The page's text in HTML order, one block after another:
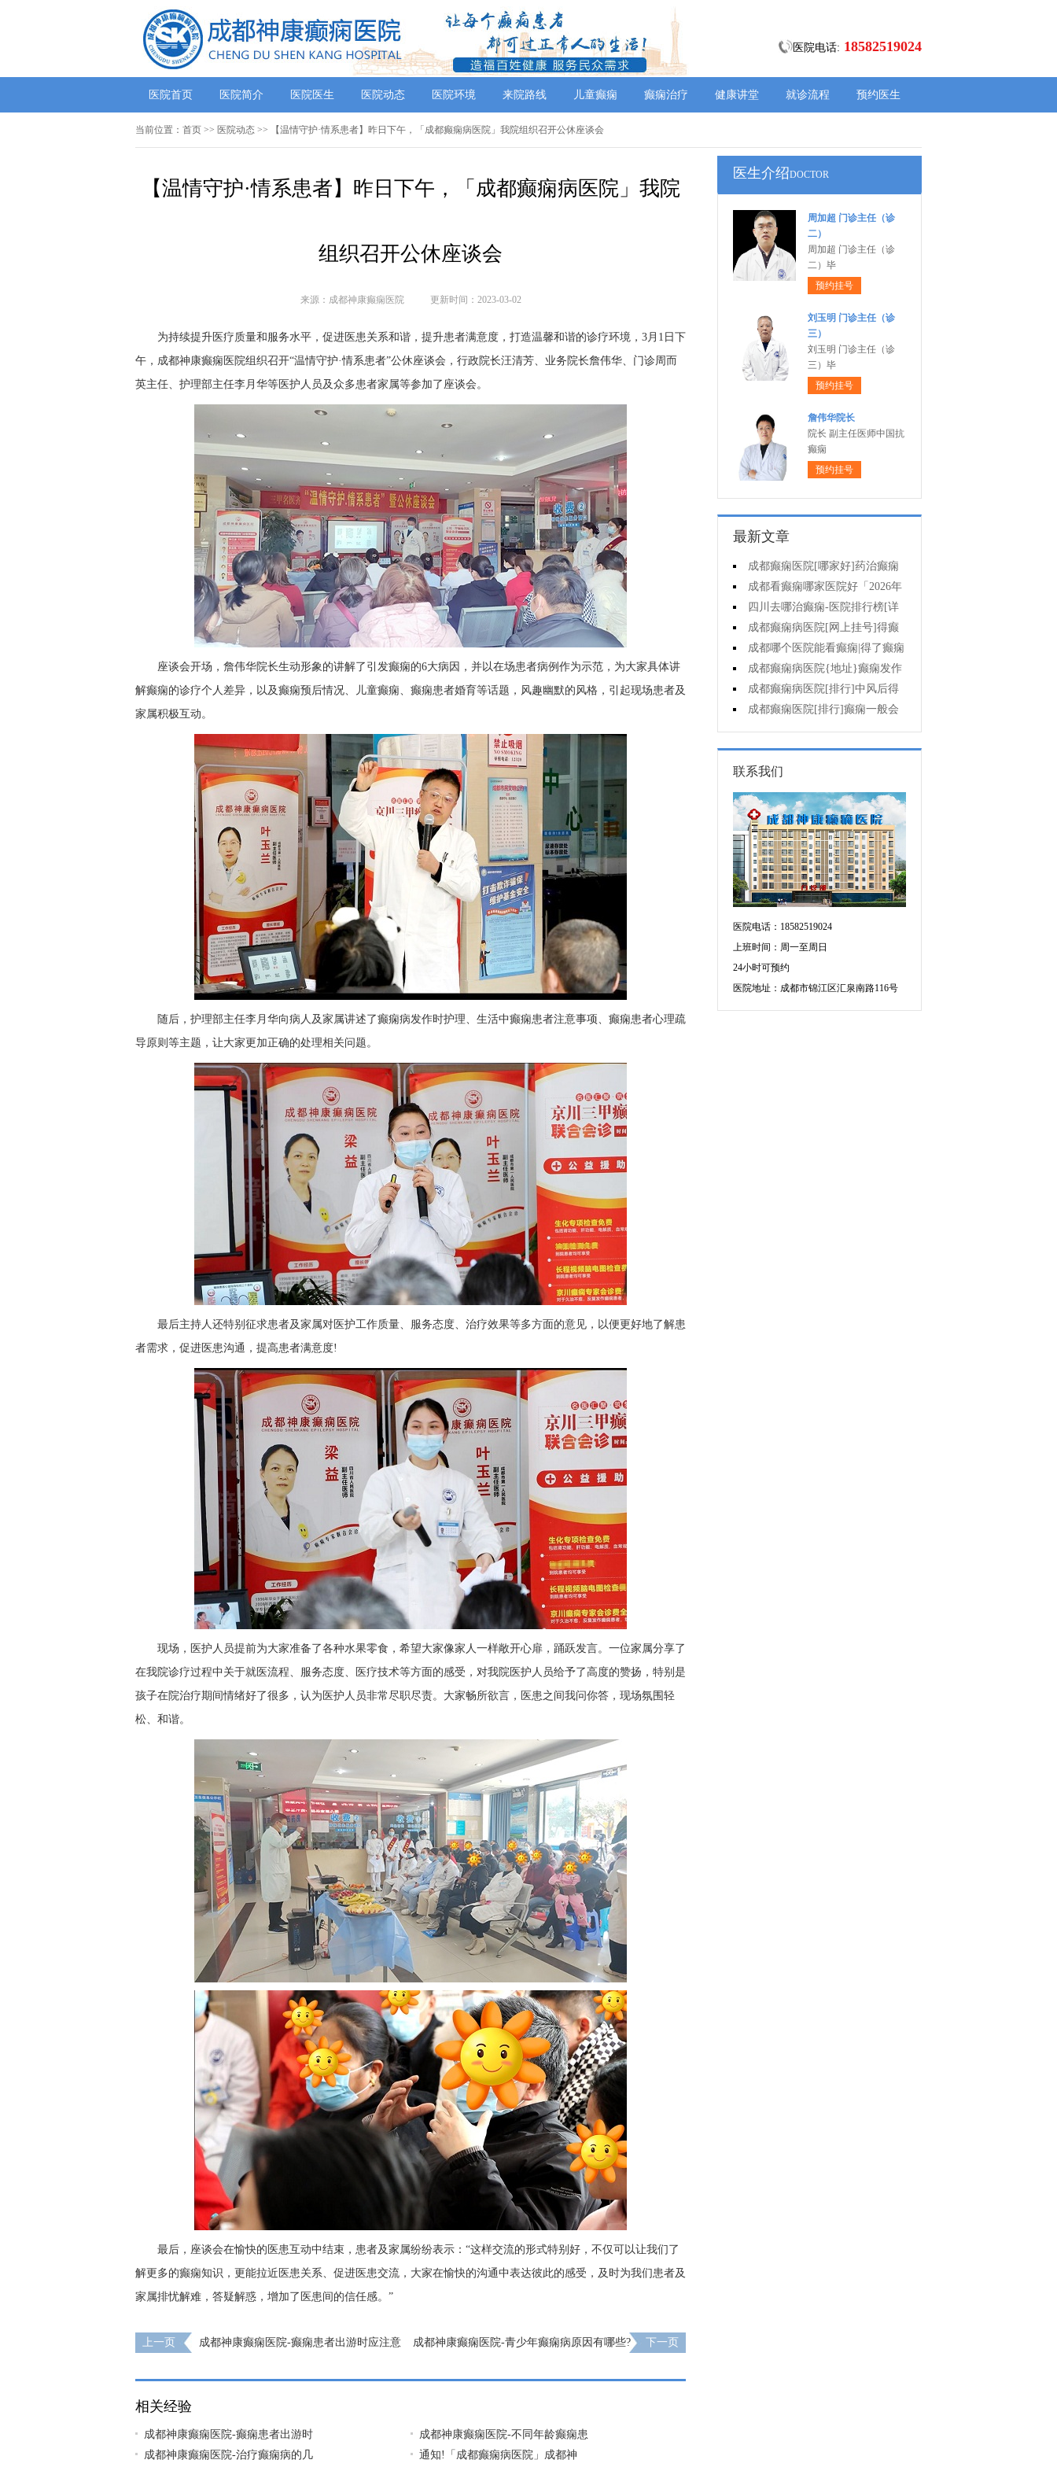
医院电话: 18582519024
医院首页 医院简介 医院医生 医院动态 医院环境 来院路线 儿童癫痫 癫痫治疗 健康讲堂 就诊流程 预约医生
当前位置： 首页 >> 医院动态 >> 【温情守护·情系患者】昨日下午，「成都癫痫病医院」我院组织召开公休座谈会
【温情守护·情系患者】昨日下午，「成都癫痫病医院」我院
组织召开公休座谈会
来源：成都神康癫痫医院 更新时间：2023-03-02
为持续提升医疗质量和服务水平，促进医患关系和谐，提升患者满意度，打造温馨和谐的诊疗环境，3月1日下
午，成都神康癫痫医院组织召开“温情守护·情系患者”公休座谈会，行政院长汪清芳、业务院长詹伟华、门诊周而
英主任、护理部主任李月华等医护人员及众多患者家属等参加了座谈会。
座谈会开场，詹伟华院长生动形象的讲解了引发癫痫的6大病因，并以在场患者病例作为示范，为大家具体讲
解癫痫的诊疗个人差异，以及癫痫预后情况、儿童癫痫、癫痫患者婚育等话题，风趣幽默的风格，引起现场患者及
家属积极互动。
随后，护理部主任李月华向病人及家属讲述了癫痫病发作时护理、生活中癫痫患者注意事项、癫痫患者心理疏
导原则等主题，让大家更加正确的处理相关问题。
最后主持人还特别征求患者及家属对医护工作质量、服务态度、治疗效果等多方面的意见，以便更好地了解患
者需求，促进医患沟通，提高患者满意度!
现场，医护人员提前为大家准备了各种水果零食，希望大家像家人一样敞开心扉，踊跃发言。一位家属分享了
在我院诊疗过程中关于就医流程、服务态度、医疗技术等方面的感受，对我院医护人员给予了高度的赞扬，特别是
孩子在院治疗期间情绪好了很多，认为医护人员非常尽职尽责。大家畅所欲言，医患之间我问你答，现场氛围轻
松、和谐。
最后，座谈会在愉快的医患互动中结束，患者及家属纷纷表示：“这样交流的形式特别好，不仅可以让我们了
解更多的癫痫知识，更能拉近医患关系、促进医患交流，大家在愉快的沟通中表达彼此的感受，及时为我们患者及
家属排忧解难，答疑解惑，增加了医患间的信任感。”
上一页
成都神康癫痫医院-癫痫患者出游时应注意
成都神康癫痫医院-青少年癫痫病原因有哪些? 下一页
相关经验
成都神康癫痫医院-癫痫患者出游时
成都神康癫痫医院-不同年龄癫痫患
成都神康癫痫医院-治疗癫痫病的几
通知!​「成都癫痫病医院」成都神
医生介绍DOCTOR
周加超 门诊主任（诊
二）
周加超 门诊主任（诊
二）毕
预约挂号
刘玉明 门诊主任（诊
三）
刘玉明 门诊主任（诊
三）毕
预约挂号
詹伟华院长
院长 副主任医师中国抗
癫痫
预约挂号
最新文章
成都癫痫医院[哪家好]药治癫痫
病怎么效果好?
成都看癫痫哪家医院好「2026年
度公布」立冬后癫痫病人应多注意
什么?
四川去哪治癫痫-医院排行榜[详
细排名]四川哪儿能有效治疗癫痫?
成都癫痫病医院[网上挂号]得癫
痫的女性母乳喂养时要注意什么?
成都哪个医院能看癫痫|得了癫痫
会有什么症状?
成都癫痫病医院{地址}癫痫发作
跟哪些因素有关?
成都癫痫病医院[排行]中风后得
的癫痫能治吗
成都癫痫医院[排行]癫痫一般会
出现哪些症状?
联系我们
医院电话：18582519024
上班时间：周一至周日
24小时可预约
医院地址：成都市锦江区汇泉南路116号